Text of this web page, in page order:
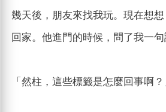
幾天後，朋友來找我玩。現在想
回家。他進門的時候，問了我一句
「然柱，這些標籤是怎麼回事啊？